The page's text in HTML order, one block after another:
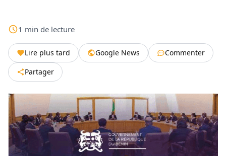
1 min de lecture
Lire plus tard Google News
Commenter
Partager